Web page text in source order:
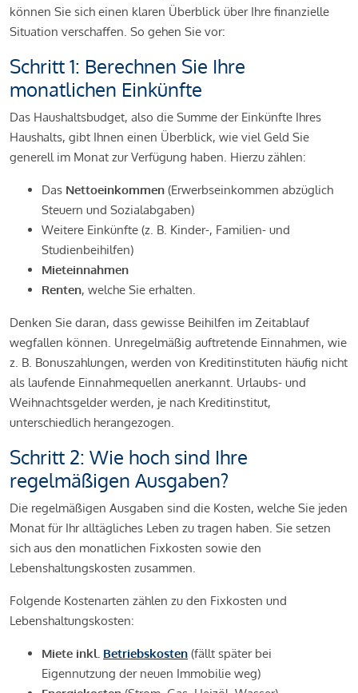
können Sie sich einen klaren Überblick über Ihre finanzielle
Situation verschaffen. So gehen Sie vor:
Schritt 1: Berechnen Sie Ihre
monatlichen Einkünfte
Das Haushaltsbudget, also die Summe der Einkünfte Ihres
Haushalts, gibt Ihnen einen Überblick, wie viel Geld Sie
generell im Monat zur Verfügung haben. Hierzu zählen:
Das Nettoeinkommen (Erwerbseinkommen abzüglich
Steuern und Sozialabgaben)
Weitere Einkünfte (z. B. Kinder-, Familien- und
Studienbeihilfen)
Mieteinnahmen
Renten, welche Sie erhalten.
Denken Sie daran, dass gewisse Beihilfen im Zeitablauf
wegfallen können. Unregelmäßig auftretende Einnahmen, wie
z. B. Bonuszahlungen, werden von Kreditinstituten häufig nicht
als laufende Einnahmequellen anerkannt. Urlaubs- und
Weihnachtsgelder werden, je nach Kreditinstitut,
unterschiedlich herangezogen.
Schritt 2: Wie hoch sind Ihre
regelmäßigen Ausgaben?
Die regelmäßigen Ausgaben sind die Kosten, welche Sie jeden
Monat für Ihr alltägliches Leben zu tragen haben. Sie setzen
sich aus den monatlichen Fixkosten sowie den
Lebenshaltungskosten zusammen.
Folgende Kostenarten zählen zu den Fixkosten und
Lebenshaltungskosten:
Miete inkl. Betriebskosten (fällt später bei
Eigennutzung der neuen Immobilie weg)